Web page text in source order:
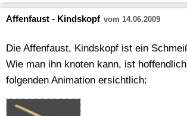
Affenfaust - Kindskopf vom 14.06.2009
Die Affenfaust, Kindskopf ist ein
Wie man ihn knoten kann, ist
folgenden Animation ersichtlich: